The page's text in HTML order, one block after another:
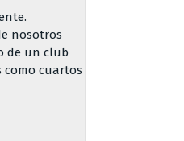
nosotros
de un club
como cuartos